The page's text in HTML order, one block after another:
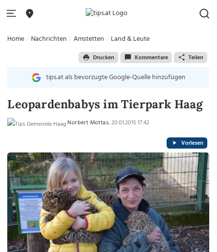
Home Nachrichten Amstetten Land & Leute
Drucken Kommentare Teilen
tips.at als bevorzugte Google-Quelle hinzufügen
Leopardenbabys im Tierpark Haag
Norbert Mottas, 20.01.2015 17:42
Vorlesen